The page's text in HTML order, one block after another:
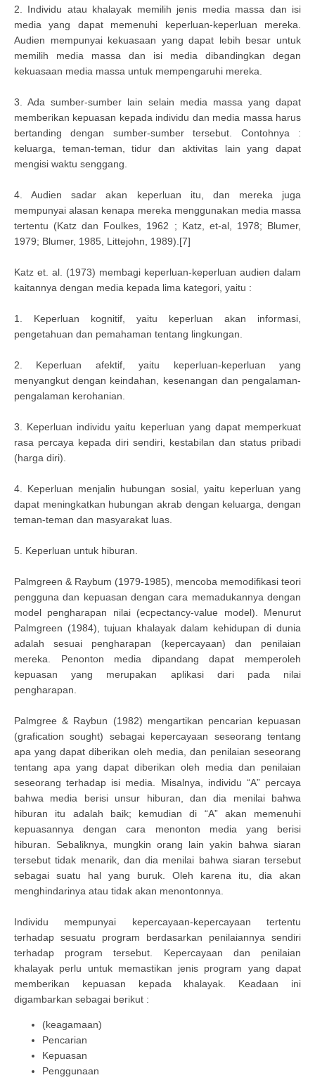
2. Individu atau khalayak memilih jenis media massa dan isi
media yang dapat memenuhi keperluan-keperluan mereka.
Audien mempunyai kekuasaan yang dapat lebih besar untuk
memilih media massa dan isi media dibandingkan degan
kekuasaan media massa untuk mempengaruhi mereka.
3. Ada sumber-sumber lain selain media massa yang dapat
memberikan kepuasan kepada individu dan media massa harus
bertanding dengan sumber-sumber tersebut. Contohnya :
keluarga, teman-teman, tidur dan aktivitas lain yang dapat
mengisi waktu senggang.
4. Audien sadar akan keperluan itu, dan mereka juga
mempunyai alasan kenapa mereka menggunakan media massa
tertentu (Katz dan Foulkes, 1962 ; Katz, et-al, 1978; Blumer,
1979; Blumer, 1985, Littejohn, 1989).[7]
Katz et. al. (1973) membagi keperluan-keperluan audien dalam
kaitannya dengan media kepada lima kategori, yaitu :
1. Keperluan kognitif, yaitu keperluan akan informasi,
pengetahuan dan pemahaman tentang lingkungan.
2. Keperluan afektif, yaitu keperluan-keperluan yang
menyangkut dengan keindahan, kesenangan dan pengalaman-
pengalaman kerohanian.
3. Keperluan individu yaitu keperluan yang dapat memperkuat
rasa percaya kepada diri sendiri, kestabilan dan status pribadi
(harga diri).
4. Keperluan menjalin hubungan sosial, yaitu keperluan yang
dapat meningkatkan hubungan akrab dengan keluarga, dengan
teman-teman dan masyarakat luas.
5. Keperluan untuk hiburan.
Palmgreen & Raybum (1979-1985), mencoba memodifikasi teori
pengguna dan kepuasan dengan cara memadukannya dengan
model pengharapan nilai (ecpectancy-value model). Menurut
Palmgreen (1984), tujuan khalayak dalam kehidupan di dunia
adalah sesuai pengharapan (kepercayaan) dan penilaian
mereka. Penonton media dipandang dapat memperoleh
kepuasan yang merupakan aplikasi dari pada nilai
pengharapan.
Palmgree & Raybun (1982) mengartikan pencarian kepuasan
(grafication sought) sebagai kepercayaan seseorang tentang
apa yang dapat diberikan oleh media, dan penilaian seseorang
tentang apa yang dapat diberikan oleh media dan penilaian
seseorang terhadap isi media. Misalnya, individu “A” percaya
bahwa media berisi unsur hiburan, dan dia menilai bahwa
hiburan itu adalah baik; kemudian di “A” akan memenuhi
kepuasannya dengan cara menonton media yang berisi
hiburan. Sebaliknya, mungkin orang lain yakin bahwa siaran
tersebut tidak menarik, dan dia menilai bahwa siaran tersebut
sebagai suatu hal yang buruk. Oleh karena itu, dia akan
menghindarinya atau tidak akan menontonnya.
Individu mempunyai kepercayaan-kepercayaan tertentu
terhadap sesuatu program berdasarkan penilaiannya sendiri
terhadap program tersebut. Kepercayaan dan penilaian
khalayak perlu untuk memastikan jenis program yang dapat
memberikan kepuasan kepada khalayak. Keadaan ini
digambarkan sebagai berikut :
(keagamaan)
Pencarian
Kepuasan
Penggunaan